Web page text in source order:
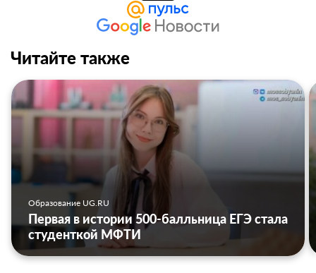
Читайте также
Образование UG.RU
Первая в истории 500-балльница ЕГЭ стала
студенткой МФТИ